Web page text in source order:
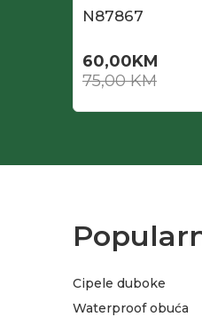
N87867
60,00KM
75,00KM
Cipele duboke
Waterproof obuća